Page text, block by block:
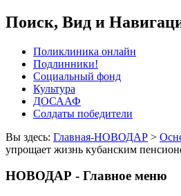
Поиск, Вид и
Поликлиника онлайн
Подлинники!
Социальный фонд
Культура
ДОСААФ
Солдаты победители
Вы здесь: Главная-НОВОДАР >
упрощает жизнь кубанским
НОВОДАР - Главное меню